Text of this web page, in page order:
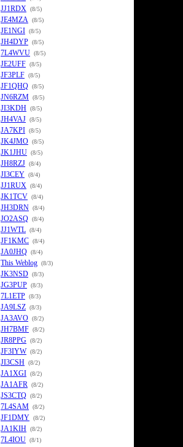
JJ1RDX (8/5)
JE4MZA (8/5)
JE1NGI (8/5)
JH4DYP (8/5)
7L4WVU (8/5)
JE2UFF (8/5)
JF3PLF (8/5)
JF1QHQ (8/5)
JN6RZM (8/5)
JI3KDH (8/5)
JH4VAJ (8/5)
JA7KPI (8/5)
JK4JMO (8/5)
JK1JHU (8/5)
JH8RZJ (8/4)
JI3CEY (8/4)
JJ1RUX (8/4)
JK1TCV (8/4)
JH3DRN (8/4)
JO2ASQ (8/4)
JJ1WTL (8/4)
JF1KMC (8/4)
JA0JHQ (8/4)
This Weblog (8/3)
JK3NSD (8/3)
JG3PUP (8/3)
7L1ETP (8/3)
JA9LSZ (8/3)
JA3AVO (8/2)
JH7BMF (8/2)
JR8PPG (8/2)
JF3IYW (8/2)
JI3CSH (8/2)
JA1XGI (8/2)
JA1AFR (8/2)
JS3CTQ (8/2)
7L4SAM (8/2)
JF1DMY (8/2)
JA1KIH (8/2)
7L4IOU (8/1)